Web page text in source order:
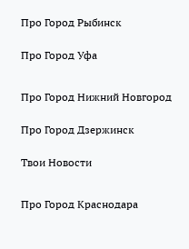
Про Город Рыбинск
Про Город Уфа
Про Город Нижний Новгород
Про Город Дзержинск
Твои Новости
Про Город Краснодара